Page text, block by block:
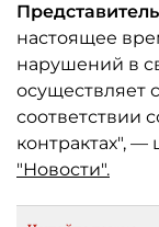
настоящее
нарушений в
осуществляет
соответствии
контрактах", —
"Новости".